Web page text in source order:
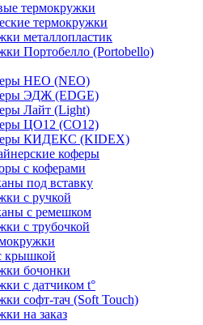
термокружки
термокружки
металлопластик
Портобелло (Portobello)
НЕО (NEO)
ЭДЖ (EDGE)
Лайт (Light)
ЦО12 (CO12)
КИДЕКС (KIDEX)
коферы
с коферами
под вставку
с ручкой
с ремешком
с трубочкой
крышкой
бочонки
с датчиком t°
софт-тач (Soft Touch)
на заказ